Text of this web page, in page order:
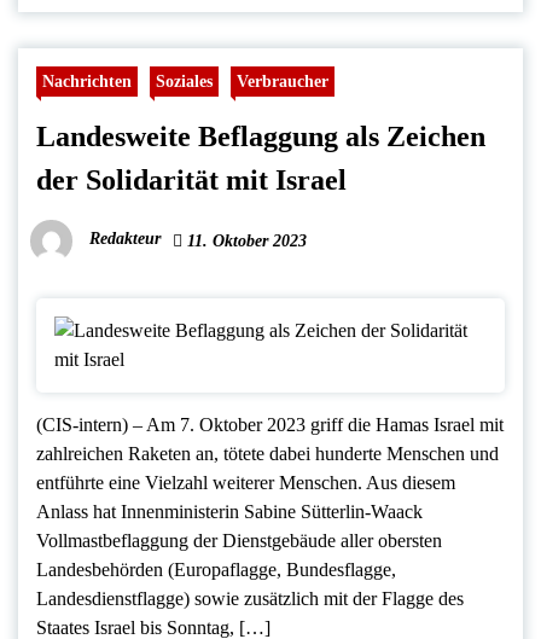
Nachrichten Soziales Verbraucher
Landesweite Beflaggung als Zeichen
der Solidarität mit Israel
Redakteur 11. Oktober 2023
(CIS-intern) – Am 7. Oktober 2023 griff die Hamas Israel mit
zahlreichen Raketen an, tötete dabei hunderte Menschen und
entführte eine Vielzahl weiterer Menschen. Aus diesem
Anlass hat Innenministerin Sabine Sütterlin-Waack
Vollmastbeflaggung der Dienstgebäude aller obersten
Landesbehörden (Europaflagge, Bundesflagge,
Landesdienstflagge) sowie zusätzlich mit der Flagge des
Staates Israel bis Sonntag, […]